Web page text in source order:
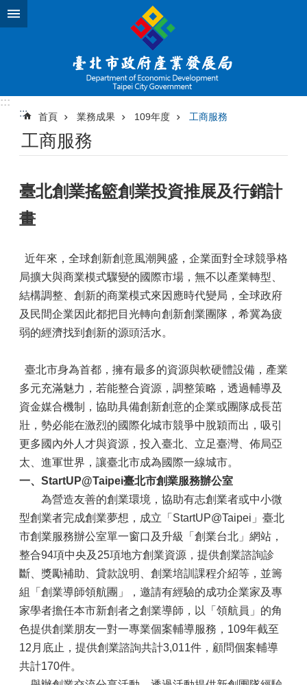
跳到主要內容區塊
:::
:::
首頁 業務成果 109年度 工商服務
工商服務
臺北創業搖籃創業投資推展及行銷計
畫
近年來，全球創新創意風潮興盛，企業面對全球競爭格
局擴大與商業模式驟變的國際市場，無不以產業轉型、
結構調整、創新的商業模式來因應時代變局，全球政府
及民間企業因此都把目光轉向創新創業團隊，希冀為疲
弱的經濟找到創新的源頭活水。
臺北市身為首都，擁有最多的資源與軟硬體設備，產業
多元充滿魅力，若能整合資源，調整策略，透過輔導及
資金媒合機制，協助具備創新創意的企業或團隊成長茁
壯，勢必能在激烈的國際化城市競爭中脫穎而出，吸引
更多國內外人才與資源，投入臺北、立足臺灣、佈局亞
太、進軍世界，讓臺北市成為國際一線城市。
一、StartUP@Taipei臺北市創業服務辦公室
為營造友善的創業環境，協助有志創業者或中小微
型創業者完成創業夢想，成立「StartUP@Taipei」臺北
市創業服務辦公室單一窗口及升級「創業台北」網站，
整合94項中央及25項地方創業資源，提供創業諮詢診
斷、獎勵補助、貸款說明、創業培訓課程介紹等，並籌
組「創業導師領航團」，邀請有經驗的成功企業家及專
家學者擔任本市新創者之創業導師，以「領航員」的角
色提供創業朋友一對一專業個案輔導服務，109年截至
12月底止，提供創業諮詢共計3,011件，顧問個案輔導
共計170件。